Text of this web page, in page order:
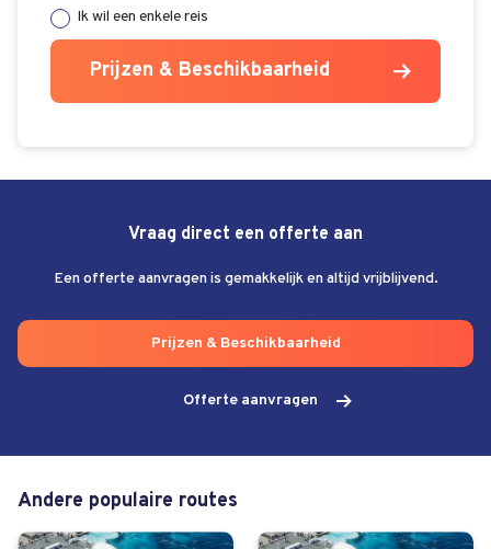
Ik wil een enkele reis
Prijzen & Beschikbaarheid
Vraag direct een offerte aan
Een offerte aanvragen is gemakkelijk en altijd vrijblijvend.
Prijzen & Beschikbaarheid
Offerte aanvragen
Andere populaire routes